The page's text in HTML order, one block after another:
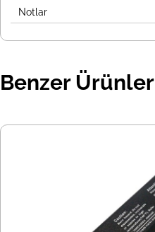
Notlar
Benzer Ürünler